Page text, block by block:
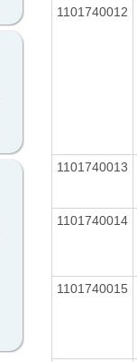
1101740012
1101740013
1101740014
1101740015